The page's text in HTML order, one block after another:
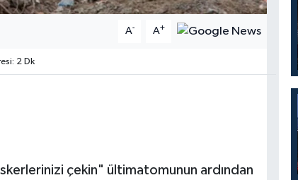
A- A+
2 Dk
çekin" ültimatomunun ardından